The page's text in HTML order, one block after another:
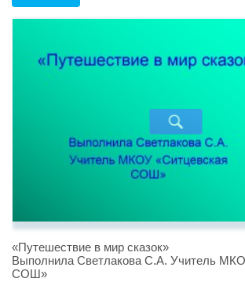
«Путешествие в мир сказок»
Выполнила Светлакова С.А. Учитель
СОШ»